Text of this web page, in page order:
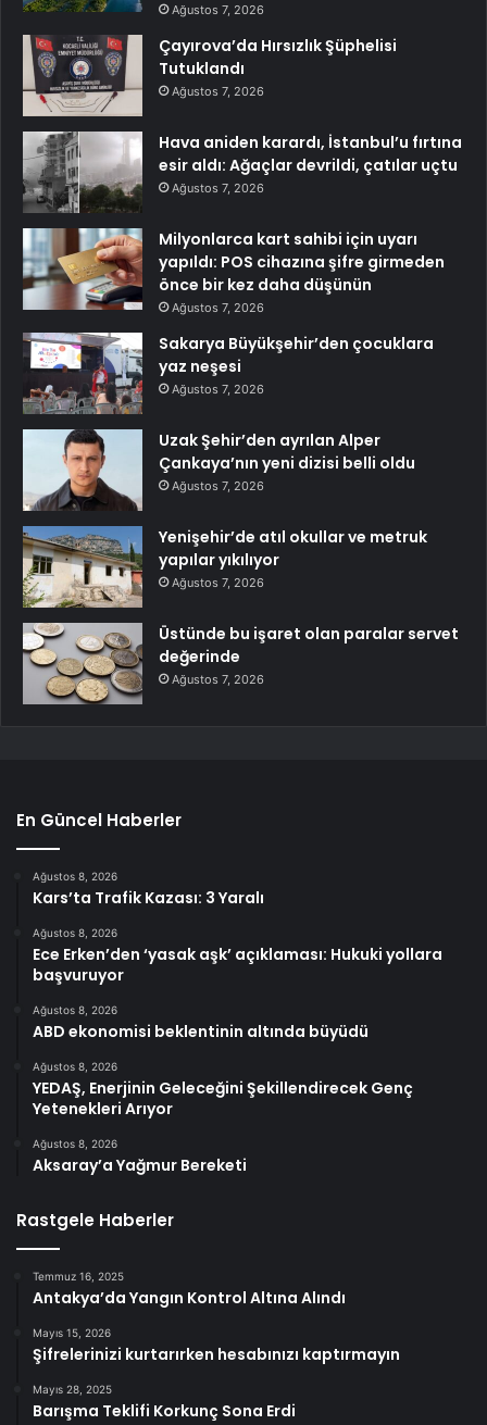
Ağustos 7, 2026
Çayırova’da Hırsızlık Şüphelisi
Tutuklandı
Ağustos 7, 2026
Hava aniden karardı, İstanbul’u fırtına
esir aldı: Ağaçlar devrildi, çatılar uçtu
Ağustos 7, 2026
Milyonlarca kart sahibi için uyarı
yapıldı: POS cihazına şifre girmeden
önce bir kez daha düşünün
Ağustos 7, 2026
Sakarya Büyükşehir’den çocuklara
yaz neşesi
Ağustos 7, 2026
Uzak Şehir’den ayrılan Alper
Çankaya’nın yeni dizisi belli oldu
Ağustos 7, 2026
Yenişehir’de atıl okullar ve metruk
yapılar yıkılıyor
Ağustos 7, 2026
Üstünde bu işaret olan paralar servet
değerinde
Ağustos 7, 2026
En Güncel Haberler
Ağustos 8, 2026
Kars’ta Trafik Kazası: 3 Yaralı
Ağustos 8, 2026
Ece Erken’den ‘yasak aşk’ açıklaması: Hukuki yollara
başvuruyor
Ağustos 8, 2026
ABD ekonomisi beklentinin altında büyüdü
Ağustos 8, 2026
YEDAŞ, Enerjinin Geleceğini Şekillendirecek Genç
Yetenekleri Arıyor
Ağustos 8, 2026
Aksaray’a Yağmur Bereketi
Rastgele Haberler
Temmuz 16, 2025
Antakya’da Yangın Kontrol Altına Alındı
Mayıs 15, 2026
Şifrelerinizi kurtarırken hesabınızı kaptırmayın
Mayıs 28, 2025
Barışma Teklifi Korkunç Sona Erdi